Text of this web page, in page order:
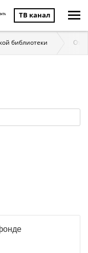
ТВ канал
библиотеки